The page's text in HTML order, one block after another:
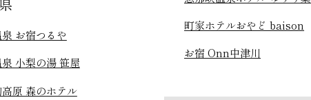
お宿つるや
小梨の湯 笹屋
原 森のホテル
町家ホテルおやど baison
お宿 Onn中津川